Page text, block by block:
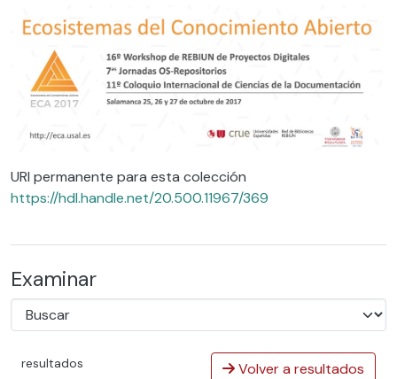
URI permanente para esta colección
https://hdl.handle.net/20.500.11967/369
Examinar
resultados Volver a resultados